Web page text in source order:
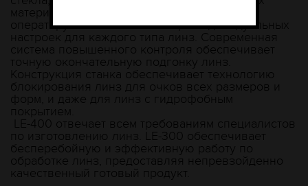
материалов, поликарбоната, предоставляя
оператору возможность выбора индивидуальных
настроек для каждого типа линз. Современная
система повышенного контроля обеспечивает
точную окончательную подгонку линз.
Конструкция станка обеспечивает технологию
блокирования линз для очков всех размеров и
форм, и даже для линз с гидрофобным
покрытием.
LE-400 отвечает всем требованиям специалистов
по изготовлению линз. LE-300 обеспечивает
бесперебойную и эффективную работу по
обработке линз, предоставляя непревзойденно
качественный готовый продукт.